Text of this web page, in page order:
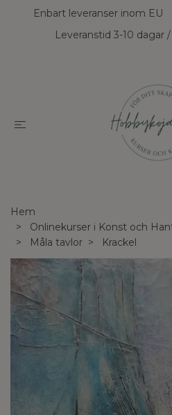
Enbart leveranser inom EU
Leveranstid 3-10 dagar
Hem
Onlinekurser i Konst och
Måla tavlor
Krackel